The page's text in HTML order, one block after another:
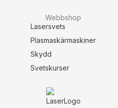
Webbshop
Lasersvets
Plasmaskärmaskiner
Skydd
Svetskurser